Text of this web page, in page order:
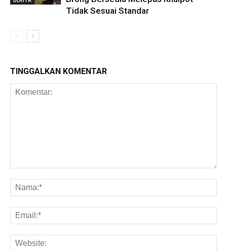
Tidak Sesuai Standar
TINGGALKAN KOMENTAR